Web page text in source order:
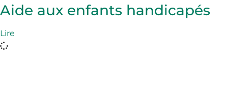
Aide aux enfants handicapés
Lire